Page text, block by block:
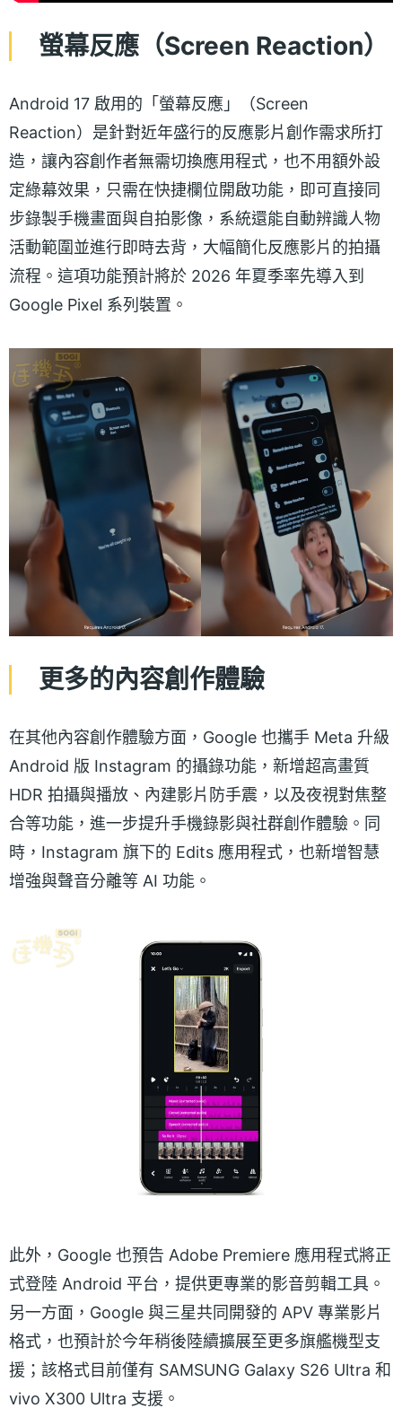
螢幕反應（Screen Reaction）
Android 17 啟用的「螢幕反應」（Screen
Reaction）是針對近年盛行的反應影片創作需求所打
造，讓內容創作者無需切換應用程式，也不用額外設
定綠幕效果，只需在快捷欄位開啟功能，即可直接同
步錄製手機畫面與自拍影像，系統還能自動辨識人物
活動範圍並進行即時去背，大幅簡化反應影片的拍攝
流程。這項功能預計將於 2026 年夏季率先導入到
Google Pixel 系列裝置。
更多的內容創作體驗
在其他內容創作體驗方面，Google 也攜手 Meta 升級
Android 版 Instagram 的攝錄功能，新增超高畫質
HDR 拍攝與播放、內建影片防手震，以及夜視對焦整
合等功能，進一步提升手機錄影與社群創作體驗。同
時，Instagram 旗下的 Edits 應用程式，也新增智慧
增強與聲音分離等 AI 功能。
此外，Google 也預告 Adobe Premiere 應用程式將正
式登陸 Android 平台，提供更專業的影音剪輯工具。
另一方面，Google 與三星共同開發的 APV 專業影片
格式，也預計於今年稍後陸續擴展至更多旗艦機型支
援；該格式目前僅有 SAMSUNG Galaxy S26 Ultra 和
vivo X300 Ultra 支援。